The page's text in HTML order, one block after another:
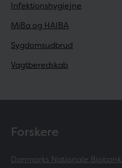
Infektionshygiejne
MiBa og HAIBA
Sygdomsudbrud
Vagtberedskab
Forskere
Danmarks Nationale Biobank